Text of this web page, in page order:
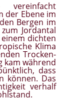
der Ebene im
Bergen im
Jordantal
dichten
Klima
Trocken-
kam während
dass
können. Das
verhalf